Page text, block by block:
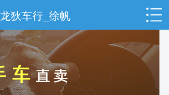
龙狄车行_徐帆